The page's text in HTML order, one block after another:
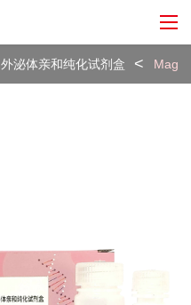
泌体亲和纯化试剂盒